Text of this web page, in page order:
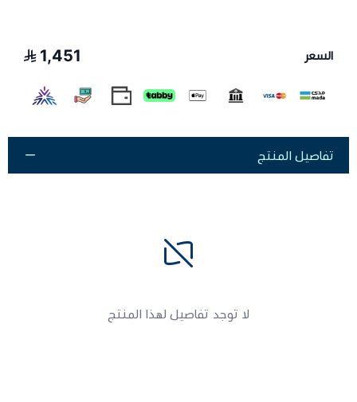
السعر 1,451
تفاصيل المنتج
لا توجد تفاصيل لهذا المنتج